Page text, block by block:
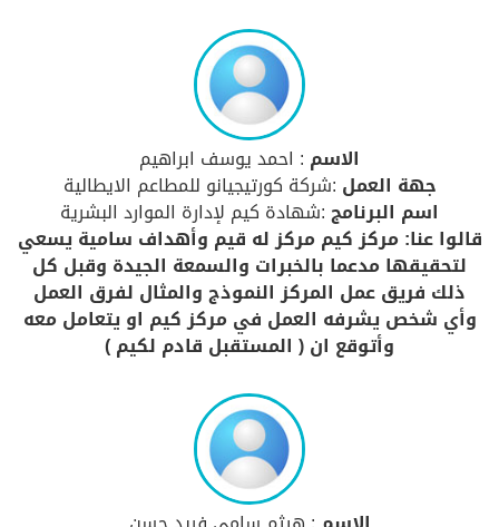
الاسم : احمد يوسف ابراهيم
جهة العمل :شركة كورتيجيانو للمطاعم الايطالية
اسم البرنامج:شهادة كيم لإدارة الموارد البشرية
قالوا عنا: مركز كيم مركز له قيم وأهداف سامية يسعي
لتحقيقها مدعما بالخبرات والسمعة الجيدة وقبل كل
ذلك فريق عمل المركز النموذج والمثال لفرق العمل
وأي شخص يشرفه العمل في مركز كيم او يتعامل معه
وأتوقع ان ( المستقبل قادم لكيم )